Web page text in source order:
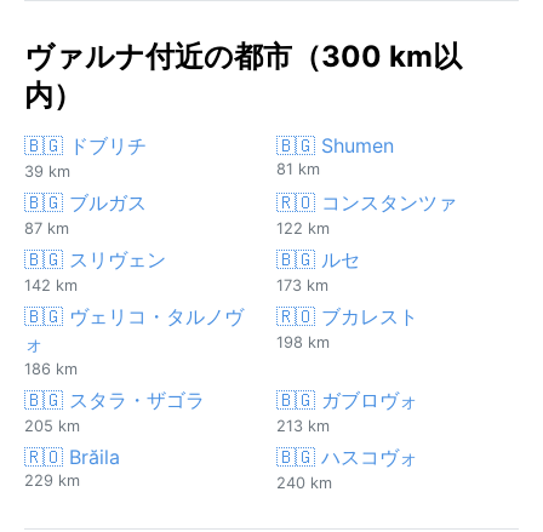
ヴァルナ付近の都市（300 km以
内）
🇧🇬 ドブリチ
39 km
🇧🇬 Shumen
81 km
🇧🇬 ブルガス
87 km
🇷🇴 コンスタンツァ
122 km
🇧🇬 スリヴェン
142 km
🇧🇬 ルセ
173 km
🇧🇬 ヴェリコ・タルノヴ
ォ
186 km
🇷🇴 ブカレスト
198 km
🇧🇬 スタラ・ザゴラ
205 km
🇧🇬 ガブロヴォ
213 km
🇷🇴 Brăila
229 km
🇧🇬 ハスコヴォ
240 km